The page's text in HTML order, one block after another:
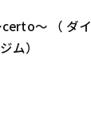
～ （ ダ
ム）